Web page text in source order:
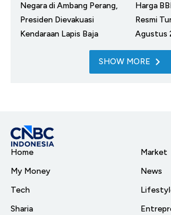
Negara di Ambang Perang,
Presiden Dievakuasi
Kendaraan Lapis Baja
Harga
Resmi
Agustus
SHOW MORE
Home
My Money
Tech
Sharia
Market
News